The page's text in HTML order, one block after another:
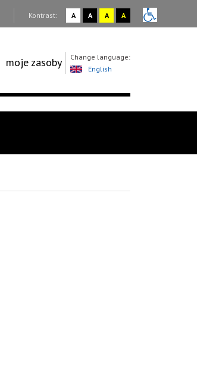
Kontrast: A A A A
moje zasoby
Change language:
English